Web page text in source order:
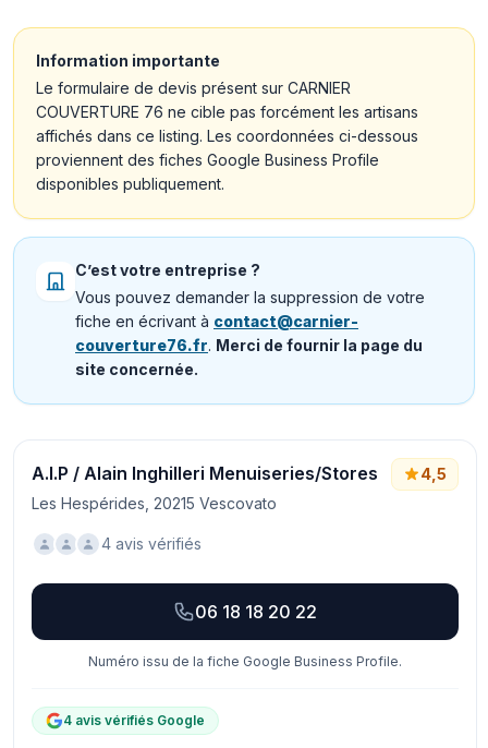
Information importante
Le formulaire de devis présent sur CARNIER
COUVERTURE 76 ne cible pas forcément les artisans
affichés dans ce listing. Les coordonnées ci-dessous
proviennent des fiches Google Business Profile
disponibles publiquement.
C’est votre entreprise ?
Vous pouvez demander la suppression de votre
fiche en écrivant à contact@carnier-
couverture76.fr. Merci de fournir la page du
site concernée.
A.I.P / Alain Inghilleri Menuiseries/Stores
Les Hespérides, 20215 Vescovato
4,5
4 avis vérifiés
06 18 18 20 22
Numéro issu de la fiche Google Business Profile.
4 avis vérifiés Google